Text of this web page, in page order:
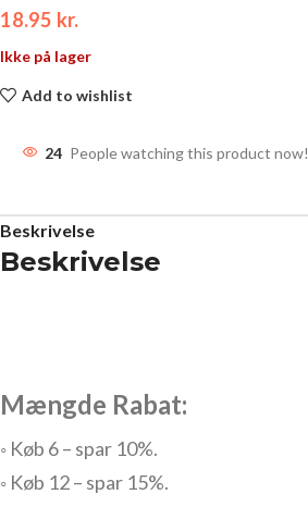
18.95 kr.
Ikke på lager
Add to wishlist
24 People watching this product now!
Beskrivelse
Beskrivelse
Mængde Rabat:
◦ Køb 6 – spar 10%.
◦ Køb 12 – spar 15%.